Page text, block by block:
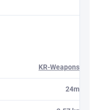
KR-Weapons
24m